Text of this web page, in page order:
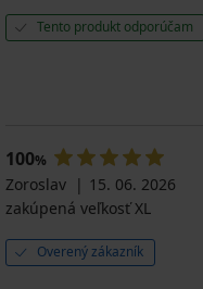
Tento produkt odporúčam
100%
Zoroslav
15. 06. 2026
zakúpená veľkosť XL
Overený zákazník